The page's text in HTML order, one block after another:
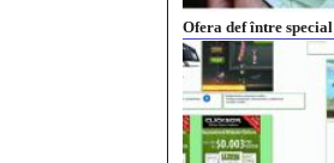
Vând domeniu+website
de publicitate de tip
Adsense